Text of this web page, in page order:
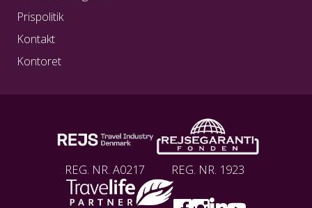
Prispolitik
Kontakt
Kontoret
REG. NR. A0217 REG. NR. 1923